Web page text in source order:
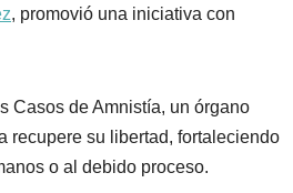
, promovió una iniciativa con
Casos de Amnistía, un órgano
recupere su libertad, fortaleciendo
o al debido proceso.